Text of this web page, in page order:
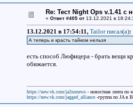
Re: Тест Night Ops v.1.41 с
« Ответ #405 от13.12.2021 в
13.12.2021 в 17:54:11, Tailor писал(a):
А теперь и красть тайком нельзя
есть способ Люфицера - брать вещи
обижается.
https://new.vk.com/ja2nonews- новостная лента по
https://new.vk.com/jagged_alliance-группа по JA в